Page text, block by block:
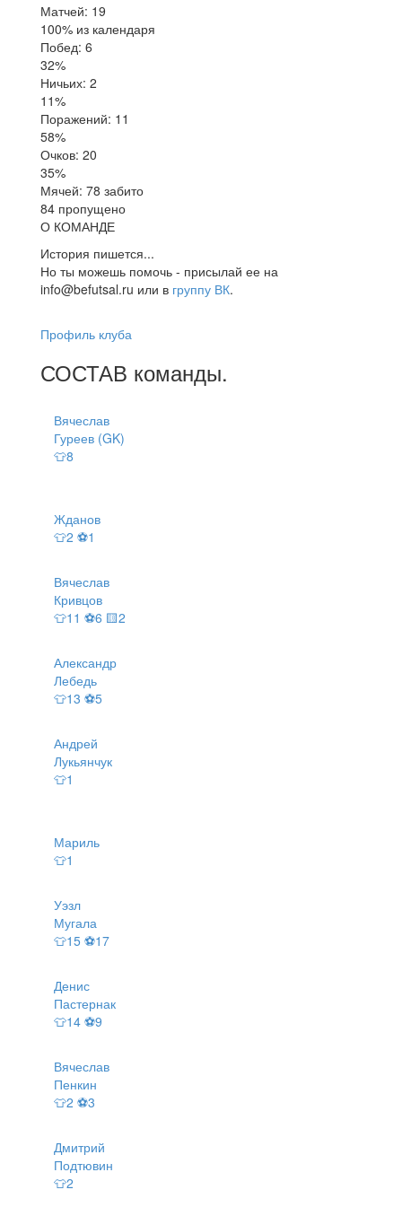
Матчей: 19
100% из календаря
Побед: 6
32%
Ничьих: 2
11%
Поражений: 11
58%
Очков: 20
35%
Мячей: 78 забито
84 пропущено
О КОМАНДЕ
История пишется...
Но ты можешь помочь - присылай ее на
info@befutsal.ru или в группу ВК.
Профиль клуба
СОСТАВ команды.
Вячеслав
Гуреев (GK)
👕8
Жданов
👕2 ⚽1
Вячеслав
Кривцов
👕11 ⚽6 🟨2
Александр
Лебедь
👕13 ⚽5
Андрей
Лукьянчук
👕1
Мариль
👕1
Уэзл
Мугала
👕15 ⚽17
Денис
Пастернак
👕14 ⚽9
Вячеслав
Пенкин
👕2 ⚽3
Дмитрий
Подтювин
👕2